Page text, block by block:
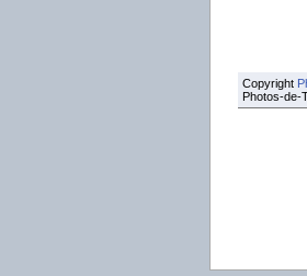
Copyright
Photos-de-